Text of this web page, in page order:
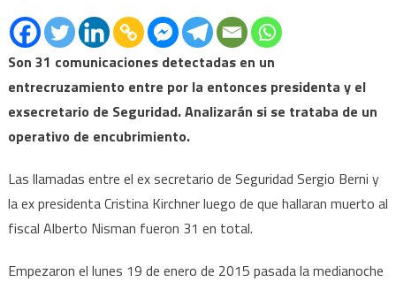
Son 31 comunicaciones detectadas en un
entrecruzamiento entre por la entonces presidenta y el
exsecretario de Seguridad. Analizarán si se trataba de un
operativo de encubrimiento.
Las llamadas entre el ex secretario de Seguridad Sergio Berni y
la ex presidenta Cristina Kirchner luego de que hallaran muerto al
fiscal Alberto Nisman fueron 31 en total.
Empezaron el lunes 19 de enero de 2015 pasada la medianoche